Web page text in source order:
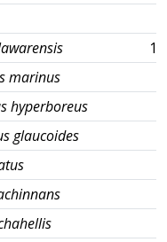
marinus
hyperboreus
glaucoides